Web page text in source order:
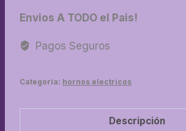
cantidad
Envios A TODO el Pais!
Pagos Seguros
Categoría: hornos electricos
Descripción